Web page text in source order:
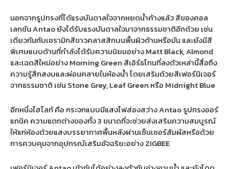
นอกจากรูปทรงที่ได้แรงบันดาลใจจากหยดน้ำค้างแล้ว สีของคอล
เลกชัน Antao ยังได้รับแรงบันดาลใจมาจากธรรมชาติอีกด้วย เช่น
เดียวกันกับเซรามิกสีขาวคลาสสิกบนพื้นผิวด้านหรือมัน และยังมีสี
พิเศษแบบด้านที่กำลังได้รับความนิยมอย่าง Matt Black, Almond
และเฉดสีใหม่อย่าง Morning Green สีเอิร์ธโทนที่ลงตัวเหล่านี้สื่อถึง
ความรู้สึกสงบและผ่อนคลายในห้องน้ำ โดยเสริมด้วยสีเฟอร์นิเจอร์
จากธรรมชาติ เช่น Stone Grey, Leaf Green หรือ Midnight Blue
อีกหนึ่งไฮไลท์ คือ กระจกแบบมีแสงไฟส่องสว่าง Antao รูปทรงออร์
แกนิค ความแตกต่างของทั้ง 3 ขนาดที่จะช่วยส่งเสริมความสมบูรณ์
ให้แก่ห้องด้วยแสงบรรยากาศพื้นหลังผ่านเซ็นเซอร์สัมผัสหรือด้วย
การควบคุมจากอุปกรณ์เสริมอัจฉริยะอย่าง ZIGBEE